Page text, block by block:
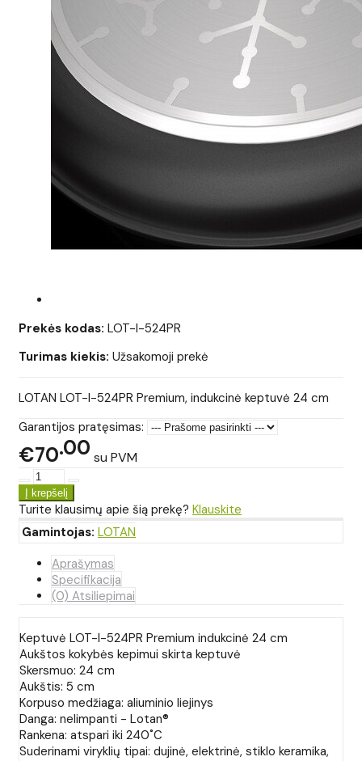
Prekės kodas: LOT-I-524PR
Turimas kiekis: Užsakomoji prekė
LOTAN LOT-I-524PR Premium, indukcinė keptuvė 24 cm
Garantijos pratęsimas:
€70 00 su PVM
Turite klausimų apie šią prekę? Klauskite
Gamintojas: LOTAN
Aprašymas
Specifikacija
(0) Atsiliepimai
Keptuvė LOT-I-524PR Premium indukcinė 24 cm
Aukštos kokybės kepimui skirta keptuvė
Skersmuo: 24 cm
Aukštis: 5 cm
Korpuso medžiaga: aliuminio liejinys
Danga: nelimpanti - Lotan®
Rankena: atspari iki 240˚C
Suderinami viryklių tipai: dujinė, elektrinė, stiklo keramika,